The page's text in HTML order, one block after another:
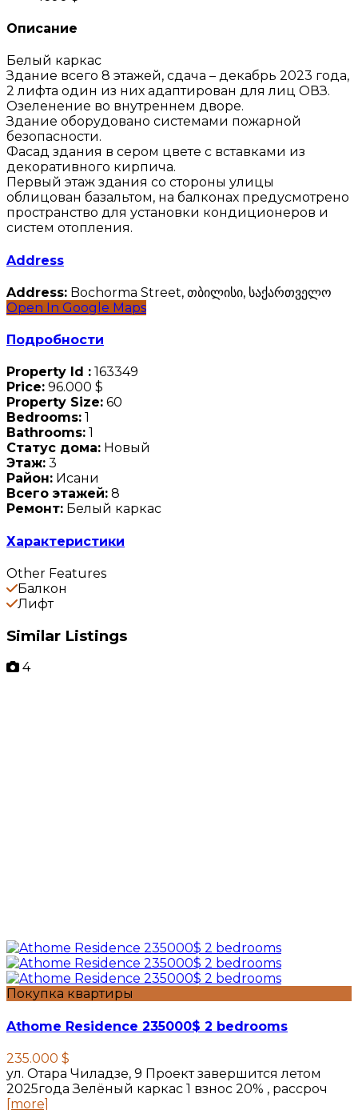
Описание
Белый каркас
Здание всего 8 этажей, сдача – декабрь 2023 года,
2 лифта один из них адаптирован для лиц ОВЗ.
Озеленение во внутреннем дворе.
Здание оборудовано системами пожарной
безопасности.
Фасад здания в сером цвете с вставками из
декоративного кирпича.
Первый этаж здания со стороны улицы
облицован базальтом, на балконах предусмотрено
пространство для установки кондиционеров и
систем отопления.
Address
Address: Bochorma Street, თბილისი, საქართველო
Open In Google Maps
Подробности
Property Id : 163349
Price: 96.000 $
Property Size: 60
Bedrooms: 1
Bathrooms: 1
Статус дома: Новый
Этаж: 3
Район: Исани
Всего этажей: 8
Ремонт: Белый каркас
Характеристики
Other Features
Балкон
Лифт
Similar Listings
4
Покупка квартиры
Athome Residence 235000$ 2 bedrooms
235.000 $
ул. Отара Чиладзе, 9 Проект завершится летом
2025года Зелёный каркас 1 взнос 20% , рассроч
[more]